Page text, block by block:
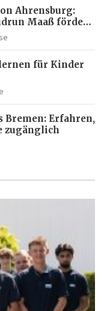
Ahrensburg:
Maaß fördert
Frauen
für Kinder
Erfahren,
zugänglich